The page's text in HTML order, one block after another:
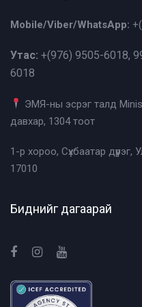
Mobile/Viber/WhatsApp:
Утас: +(976) 9505-6018,
6018
ЭМЯ-ны эсрэг талд
давхар, 1304 тоот
1-р хороо, Сүхбаатар
17010
Биднийг дагаарай